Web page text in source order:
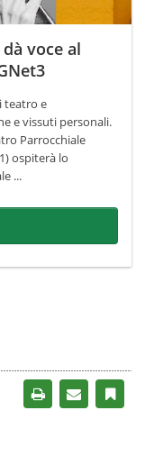
voce al
teatro e
e vissuti personali.
Parrocchiale
ospiterà lo
...